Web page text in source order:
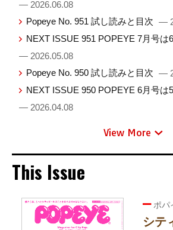
— 2026.06.08
Popeye No. 951 試し読みと目次 —
NEXT ISSUE 951 POPEYE 7月号は
— 2026.05.08
Popeye No. 950 試し読みと目次 —
NEXT ISSUE 950 POPEYE 6月号は
— 2026.04.08
View More
This Issue
ポパ
シテ